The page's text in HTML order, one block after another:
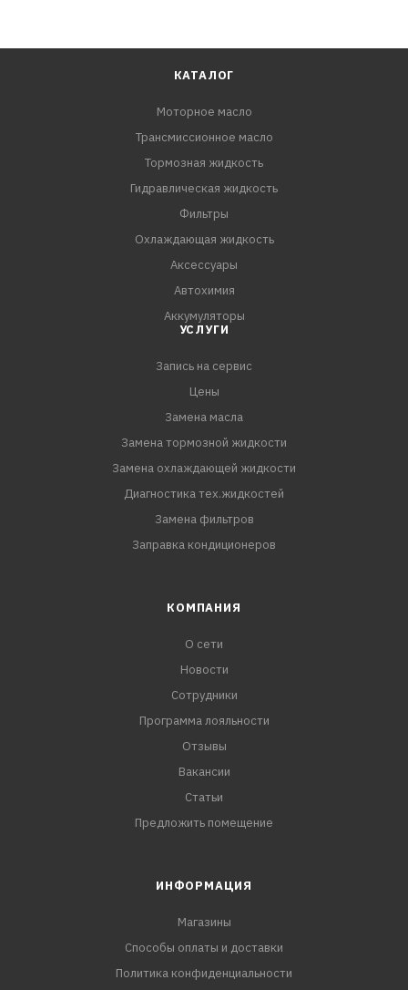
КАТАЛОГ
Моторное масло
Трансмиссионное масло
Тормозная жидкость
Гидравлическая жидкость
Фильтры
Охлаждающая жидкость
Аксессуары
Автохимия
Аккумуляторы
УСЛУГИ
Запись на сервис
Цены
Замена масла
Замена тормозной жидкости
Замена охлаждающей жидкости
Диагностика тех.жидкостей
Замена фильтров
Заправка кондиционеров
КОМПАНИЯ
О сети
Новости
Сотрудники
Программа лояльности
Отзывы
Вакансии
Статьи
Предложить помещение
ИНФОРМАЦИЯ
Магазины
Способы оплаты и доставки
Политика конфиденциальности